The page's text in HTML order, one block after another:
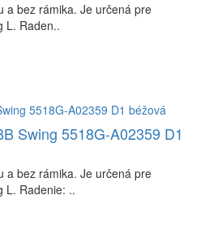
a bez rámika. Je určená pre
L. Raden..
Swing 5518G-A02359 D1
a bez rámika. Je určená pre
L. Radenie: ..